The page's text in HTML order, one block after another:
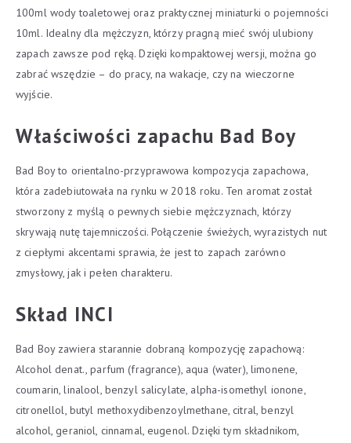
100ml wody toaletowej oraz praktycznej miniaturki o pojemności
10ml. Idealny dla mężczyzn, którzy pragną mieć swój ulubiony
zapach zawsze pod ręką. Dzięki kompaktowej wersji, można go
zabrać wszędzie – do pracy, na wakacje, czy na wieczorne
wyjście.
Właściwości zapachu Bad Boy
Bad Boy to orientalno-przyprawowa kompozycja zapachowa,
która zadebiutowała na rynku w 2018 roku. Ten aromat został
stworzony z myślą o pewnych siebie mężczyznach, którzy
skrywają nutę tajemniczości. Połączenie świeżych, wyrazistych nut
z ciepłymi akcentami sprawia, że jest to zapach zarówno
zmysłowy, jak i pełen charakteru.
Skład INCI
Bad Boy zawiera starannie dobraną kompozycję zapachową:
Alcohol denat., parfum (fragrance), aqua (water), limonene,
coumarin, linalool, benzyl salicylate, alpha-isomethyl ionone,
citronellol, butyl methoxydibenzoylmethane, citral, benzyl
alcohol, geraniol, cinnamal, eugenol. Dzięki tym składnikom,